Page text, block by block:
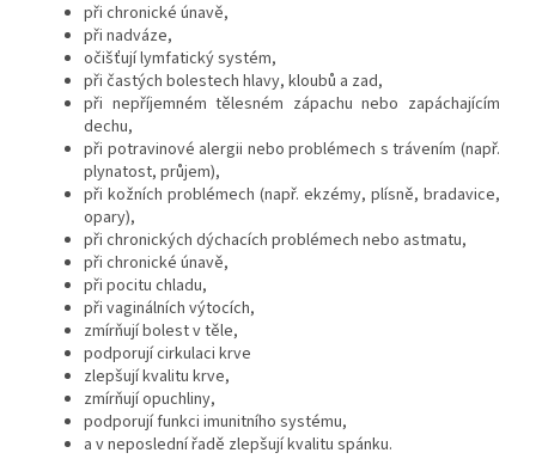
při chronické únavě,
při nadváze,
očišťují lymfatický systém,
při častých bolestech hlavy, kloubů a zad,
při nepříjemném tělesném zápachu nebo zapáchajícím
dechu,
při potravinové alergii nebo problémech s trávením (např.
plynatost, průjem),
při kožních problémech (např. ekzémy, plísně, bradavice,
opary),
při chronických dýchacích problémech nebo astmatu,
při chronické únavě,
při pocitu chladu,
při vaginálních výtocích,
zmírňují bolest v těle,
podporují cirkulaci krve
zlepšují kvalitu krve,
zmírňují opuchliny,
podporují funkci imunitního systému,
a v neposlední řadě zlepšují kvalitu spánku.